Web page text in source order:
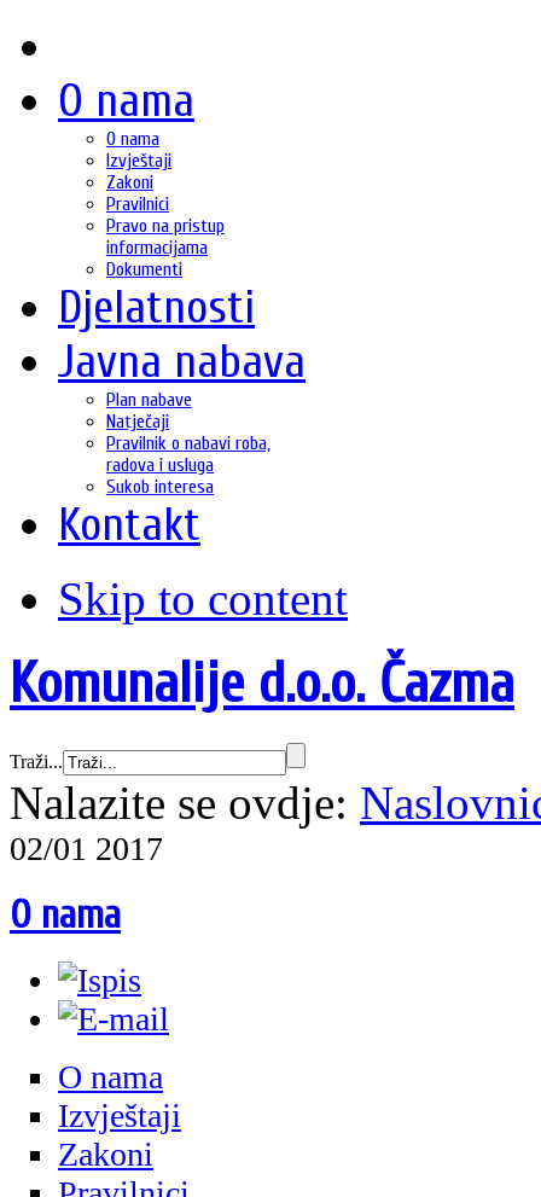
O nama
O nama
Izvještaji
Zakoni
Pravilnici
Pravo na pristup
informacijama
Dokumenti
Djelatnosti
Javna nabava
Plan nabave
Natječaji
Pravilnik o nabavi roba,
radova i usluga
Sukob interesa
Kontakt
Skip to content
Komunalije d.o.o. Čazma
Traži...
Nalazite se ovdje:
02/01 2017
O nama
O nama
Izvještaji
Zakoni